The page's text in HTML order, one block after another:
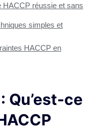
HACCP réussie et sans
simples et
HACCP en
Qu’est-ce